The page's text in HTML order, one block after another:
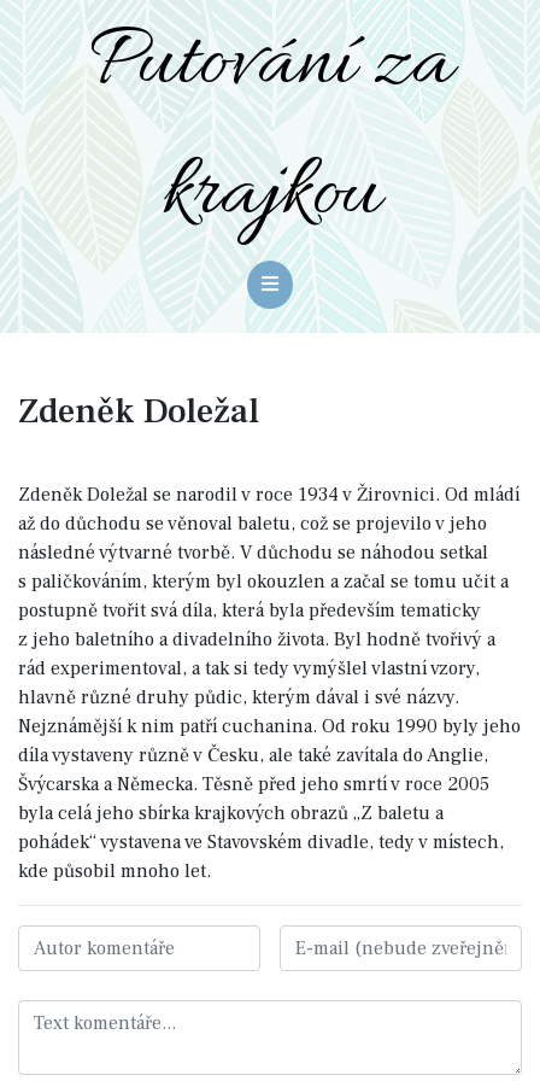
Putování za
krajkou
Zdeněk Doležal
Zdeněk Doležal se narodil v roce 1934 v Žirovnici. Od mládí
až do důchodu se věnoval baletu, což se projevilo v jeho
následné výtvarné tvorbě. V důchodu se náhodou setkal
s paličkováním, kterým byl okouzlen a začal se tomu učit a
postupně tvořit svá díla, která byla především tematicky
z jeho baletního a divadelního života. Byl hodně tvořivý a
rád experimentoval, a tak si tedy vymýšlel vlastní vzory,
hlavně různé druhy půdic, kterým dával i své názvy.
Nejznámější k nim patří cuchanina. Od roku 1990 byly jeho
díla vystaveny různě v Česku, ale také zavítala do Anglie,
Švýcarska a Německa. Těsně před jeho smrtí v roce 2005
byla celá jeho sbírka krajkových obrazů „Z baletu a
pohádek“ vystavena ve Stavovském divadle, tedy v místech,
kde působil mnoho let.